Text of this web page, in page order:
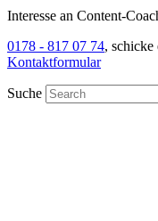
Interesse an Content-
0178 - 817 07 74, schicke
Kontaktformular
Suche